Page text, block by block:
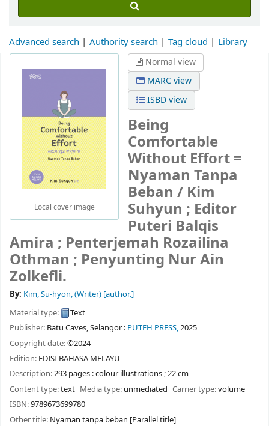
Advanced search Authority search Tag cloud Library
Local cover image
Normal view
MARC view
ISBD view
Being
Comfortable
Without Effort =
Nyaman Tanpa
Beban / Kim
Suhyun ; Editor
Puteri Balqis
Amira ; Penterjemah Rozailina
Othman ; Penyunting Nur Ain
Zolkefli.
By: Kim, Su-hyon, (Writer) [author.]
Material type:
Text
Publisher: Batu Caves, Selangor : PUTEH PRESS,2025
Copyright date:©2024
Edition: EDISI BAHASA MELAYU
Description:293 pages : colour illustrations ; 22 cm
Content type:text Media type: unmediated Carrier type:volume
ISBN:9789673699780
Other title: Nyaman tanpa beban [Parallel title]